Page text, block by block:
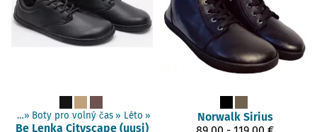
boty ‪» Boty pro volný čas ‪» Léto ‪»
Be Lenka Cityscape (uusi)
Norwalk Sirius